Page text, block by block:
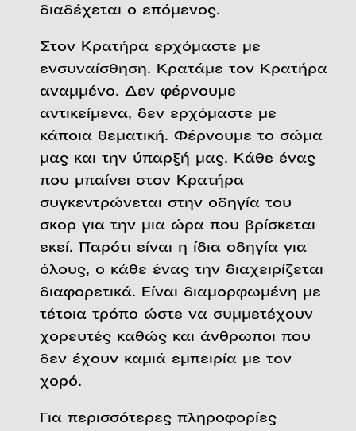
διαδέχεται ο επόμενος.
Στον Κρατήρα ερχόμαστε με
ενσυναίσθηση. Κρατάμε τον Κρατήρα
αναμμένο. Δεν φέρνουμε
αντικείμενα, δεν ερχόμαστε με
κάποια θεματική. Φέρνουμε το σώμα
μας και την ύπαρξή μας. Κάθε ένας
που μπαίνει στον Κρατήρα
συγκεντρώνεται στην οδηγία του
σκορ για την μια ώρα που βρίσκεται
εκεί. Παρότι είναι η ίδια οδηγία για
όλους, ο κάθε ένας την διαχειρίζεται
διαφορετικά. Είναι διαμορφωμένη με
τέτοια τρόπο ώστε να συμμετέχουν
χορευτές καθώς και άνθρωποι που
δεν έχουν καμιά εμπειρία με τον
χορό.
Για περισσότερες πληροφορίες